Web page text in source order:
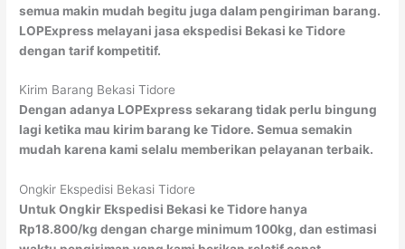
semua makin mudah begitu juga dalam pengiriman barang.
LOPExpress melayani jasa ekspedisi Bekasi ke Tidore
dengan tarif kompetitif.
Kirim Barang Bekasi Tidore
Dengan adanya LOPExpress sekarang tidak perlu bingung
lagi ketika mau kirim barang ke Tidore. Semua semakin
mudah karena kami selalu memberikan pelayanan terbaik.
Ongkir Ekspedisi Bekasi Tidore
Untuk Ongkir Ekspedisi Bekasi ke Tidore hanya
Rp18.800/kg dengan charge minimum 100kg, dan estimasi